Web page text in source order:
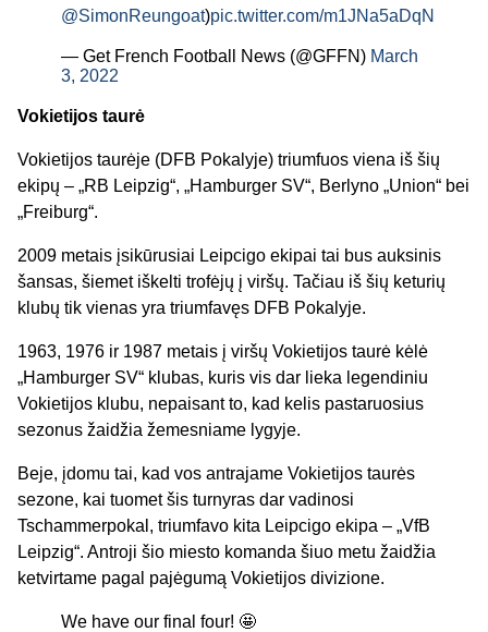
@SimonReungoat)pic.twitter.com/m1JNa5aDqN
— Get French Football News (@GFFN) March
3, 2022
Vokietijos taurė
Vokietijos taurėje (DFB Pokalyje) triumfuos viena iš šių
ekipų – „RB Leipzig“, „Hamburger SV“, Berlyno „Union“ bei
„Freiburg“.
2009 metais įsikūrusiai Leipcigo ekipai tai bus auksinis
šansas, šiemet iškelti trofėjų į viršų. Tačiau iš šių keturių
klubų tik vienas yra triumfavęs DFB Pokalyje.
1963, 1976 ir 1987 metais į viršų Vokietijos taurė kėlė
„Hamburger SV“ klubas, kuris vis dar lieka legendiniu
Vokietijos klubu, nepaisant to, kad kelis pastaruosius
sezonus žaidžia žemesniame lygyje.
Beje, įdomu tai, kad vos antrajame Vokietijos taurės
sezone, kai tuomet šis turnyras dar vadinosi
Tschammerpokal, triumfavo kita Leipcigo ekipa – „VfB
Leipzig“. Antroji šio miesto komanda šiuo metu žaidžia
ketvirtame pagal pajėgumą Vokietijos divizione.
We have our final four! 🤩